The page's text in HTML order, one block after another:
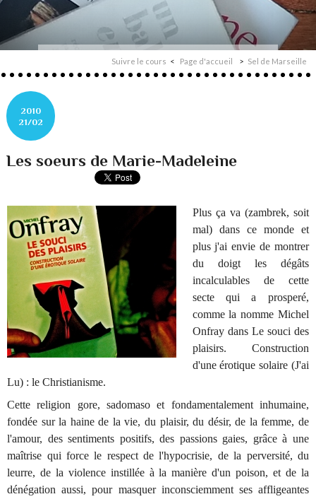
Suivre le cours Page d'accueil Sel de Marseille
2010
21/02
Les soeurs de Marie-Madeleine
Plus ça va (zambrek, soit
mal) dans ce monde et
plus j'ai envie de montrer
du doigt les dégâts
incalculables de cette
secte qui a prosperé,
comme la nomme Michel
Onfray dans Le souci des
plaisirs. Construction
d'une érotique solaire (J'ai
Lu) : le Christianisme.
Cette religion gore, sadomaso et fondamentalement inhumaine,
fondée sur la haine de la vie, du plaisir, du désir, de la femme, de
l'amour, des sentiments positifs, des passions gaies, grâce à une
maîtrise qui force le respect de l'hypocrisie, de la perversité, du
leurre, de la violence instillée à la manière d'un poison, et de la
dénégation aussi, pour masquer inconsciemment ses affligeantes